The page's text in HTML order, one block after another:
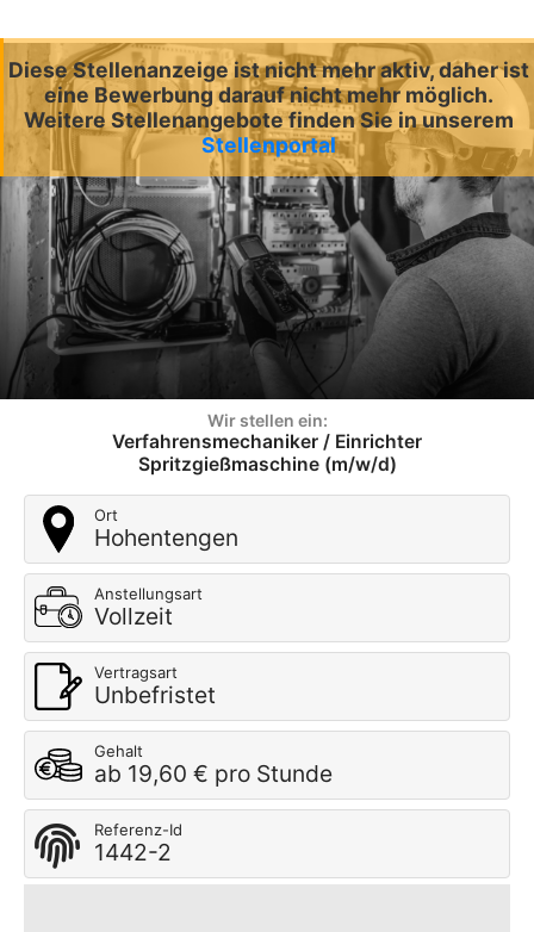
Diese Stellenanzeige ist nicht mehr aktiv, daher ist
eine Bewerbung darauf nicht mehr möglich.
Weitere Stellenangebote finden Sie in unserem
Stellenportal
Wir stellen ein:
Verfahrensmechaniker / Einrichter
Spritzgießmaschine (m/w/d)
Ort
Hohentengen
Anstellungsart
Vollzeit
Vertragsart
Unbefristet
Gehalt
ab 19,60 € pro Stunde
Referenz-Id
1442-2